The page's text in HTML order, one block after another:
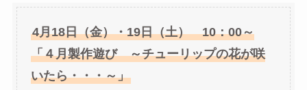
4月18日（金）・19日（土） 10：00～
「４月製作遊び ～チューリップの花が咲
いたら・・・～」